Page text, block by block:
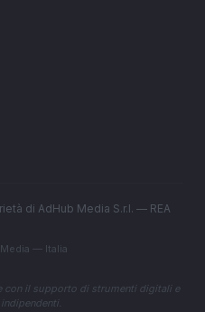
di AdHub Media S.r.l. — REA
— Italia
con il supporto di strumenti digitali e